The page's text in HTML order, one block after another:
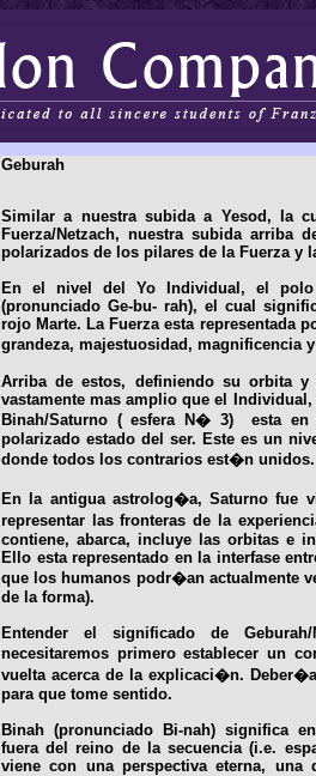
Geburah
Similar a nuestra subida a Yesod, la
Fuerza/Netzach, nuestra subida arriba
polarizados de los pilares de la Fuerza y
En el nivel del Yo Individual, el polo
(pronunciado Ge-bu- rah), el cual
rojo Marte. La Fuerza esta representada
grandeza, majestuosidad, magnificencia
Arriba de estos, definiendo su orbita
vastamente mas amplio que el
Binah/Saturno ( esfera N� 3) esta
polarizado estado del ser. Este es un
donde todos los contrarios est�n unidos.
En la antigua astrolog�a, Saturno
representar las fronteras de la
contiene, abarca, incluye las orbitas e
Ello esta representado en la interfase
que los humanos podr�an actualmente
de la forma).
Entender el significado de
necesitaremos primero establecer un
vuelta acerca de la explicaci�n.
para que tome sentido.
Binah (pronunciado Bi-nah) significa
fuera del reino de la secuencia (i.e.
viene con una perspectiva eterna,